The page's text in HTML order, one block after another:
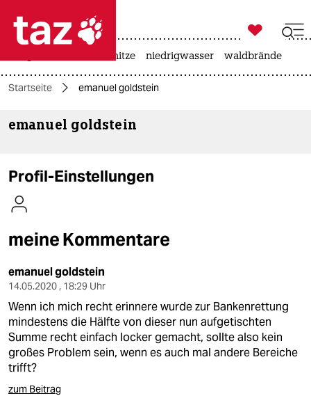
 taz zahl ich
taz zahl ich
themen
kultur
sport
berlin
nord
wahrheit

taz zahl ich
hitze niedrigwasser waldbrände
Startseite emanuel goldstein
emanuel goldstein
Profil-Einstellungen
meine Kommentare
emanuel goldstein
14.05.2020 , 18:29 Uhr
Wenn ich mich recht erinnere wurde zur Bankenrettung
mindestens die Hälfte von dieser nun aufgetischten
Summe recht einfach locker gemacht, sollte also kein
großes Problem sein, wenn es auch mal andere Bereiche
trifft?
zum Beitrag